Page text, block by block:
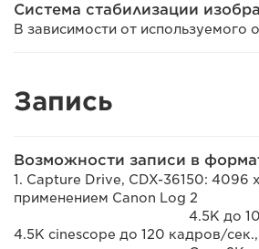
Система стабилизации
В зависимости от используемого
Запись
Возможности записи в
1. Capture Drive, CDX-36150: 4096
применением Canon Log 2
4.5K до 100
4.5K cinescope до 120 кадров/сек.,